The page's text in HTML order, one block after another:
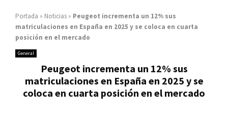
Portada » Noticias » Peugeot incrementa un 12% sus
matriculaciones en España en 2025 y se coloca en cuarta
posición en el mercado
General
Peugeot incrementa un 12% sus
matriculaciones en España en 2025 y se
coloca en cuarta posición en el mercado